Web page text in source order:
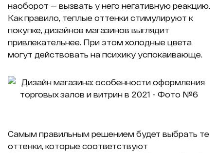
наоборот — вызвать у него негативную реакцию.
Как правило, теплые оттенки стимулируют к
покупке, дизайнов магазинов выглядит
привлекательнее. При этом холодные цвета
могут действовать на психику успокаивающе.
Самым правильным решением будет выбрать те
оттенки, которые соответствуют